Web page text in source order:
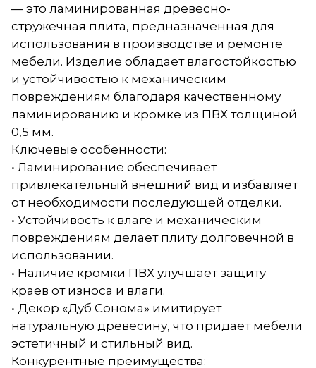
— это ламинированная древесно-
стружечная плита, предназначенная для
использования в производстве и ремонте
мебели. Изделие обладает влагостойкостью
и устойчивостью к механическим
повреждениям благодаря качественному
ламинированию и кромке из ПВХ толщиной
0,5 мм.
Ключевые особенности:
• Ламинирование обеспечивает
привлекательный внешний вид и избавляет
от необходимости последующей отделки.
• Устойчивость к влаге и механическим
повреждениям делает плиту долговечной в
использовании.
• Наличие кромки ПВХ улучшает защиту
краев от износа и влаги.
• Декор «Дуб Сонома» имитирует
натуральную древесину, что придает мебели
эстетичный и стильный вид.
Конкурентные преимущества: